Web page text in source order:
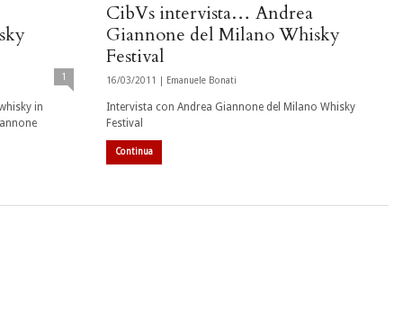
1
in
CibVs intervista… Andrea
Giannone del Milano Whisky
Festival
16/03/2011 | Emanuele Bonati
Intervista con Andrea Giannone del Milano Whisky
Festival
Continua